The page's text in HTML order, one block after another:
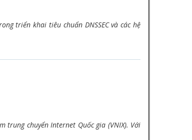
triển khai tiêu chuẩn DNSSEC và các hệ
trung chuyển Internet Quốc gia (VNIX). Với